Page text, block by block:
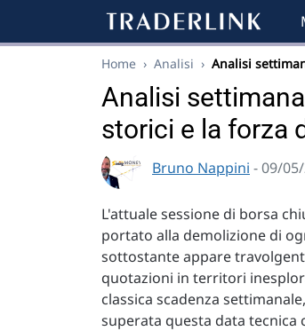
Home › Analisi › Analisi
Analisi
storici e la forza
Bruno Nappini - 09/
L'attuale sessione di borsa
portato alla demolizione di
sottostante appare
quotazioni in territori
classica scadenza
superata questa data